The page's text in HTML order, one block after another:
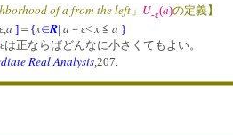
of a from the left 」 U-ε(a)の定義】
a ] ＝ {x∈R| a －ε< x ≦ a }
εは正ならばどんなに小さくてもよい。
Real Analysis,207.